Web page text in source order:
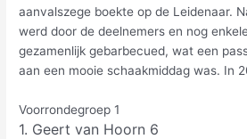
aanvalszege boekte op de Leidenaar.
werd door de deelnemers en nog
gezamenlijk gebarbecued, wat een
aan een mooie schaakmiddag was. In
Voorrondegroep 1
1. Geert van Hoorn 6